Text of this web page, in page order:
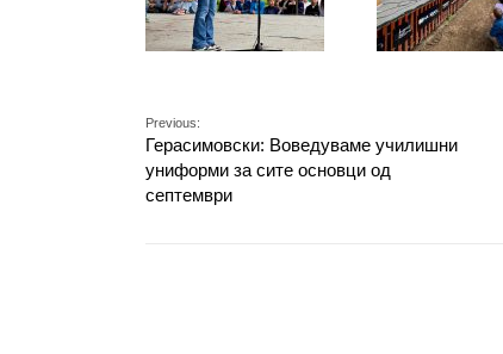
Previous:
Герасимовски: Воведуваме училишни
униформи за сите основци од
септември